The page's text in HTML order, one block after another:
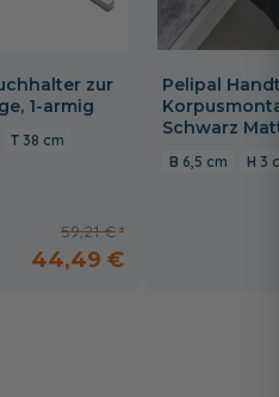
zur
1-armig
38 cm
59,21 €
44,49 €
Pelipal
Schwarz
6,5 cm 3